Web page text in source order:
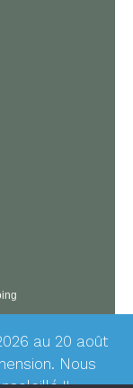
au 20 août
Nous